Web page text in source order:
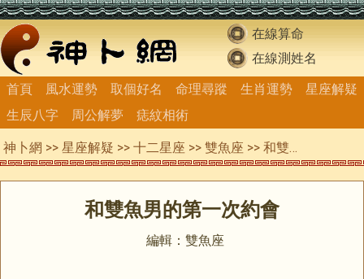
在線算命
在線測姓名
首頁
風水運勢 取個好名 命理尋蹤 生肖運勢
星座解疑
生辰八字
周公解夢 痣紋相術
神卜網 >> 星座解疑 >> 十二星座 >> 雙魚座 >> 和雙魚男的第一次約會
和雙魚男的第一次約會
編輯：雙魚座